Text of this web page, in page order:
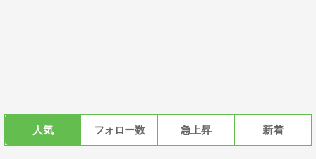
人気 フォロー数 急上昇 新着